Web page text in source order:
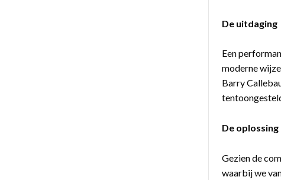
De uitdaging
Een
moderne
Barry
De oplossing
Gezien de
waarbij we